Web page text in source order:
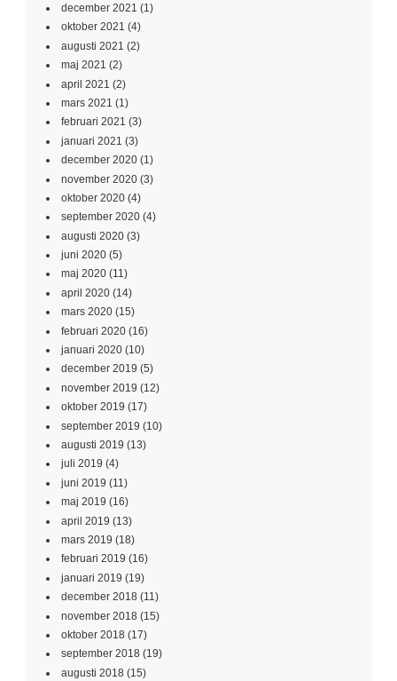
december 2021 (1)
oktober 2021 (4)
augusti 2021 (2)
maj 2021 (2)
april 2021 (2)
mars 2021 (1)
februari 2021 (3)
januari 2021 (3)
december 2020 (1)
november 2020 (3)
oktober 2020 (4)
september 2020 (4)
augusti 2020 (3)
juni 2020 (5)
maj 2020 (11)
april 2020 (14)
mars 2020 (15)
februari 2020 (16)
januari 2020 (10)
december 2019 (5)
november 2019 (12)
oktober 2019 (17)
september 2019 (10)
augusti 2019 (13)
juli 2019 (4)
juni 2019 (11)
maj 2019 (16)
april 2019 (13)
mars 2019 (18)
februari 2019 (16)
januari 2019 (19)
december 2018 (11)
november 2018 (15)
oktober 2018 (17)
september 2018 (19)
augusti 2018 (15)